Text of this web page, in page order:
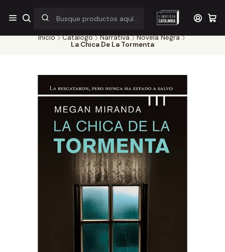
¡Por pocos días! Despacho a $1.000 en RM por compras sobre
$38.000
Inicio Catálogo Narrativa
Novela Negra
La Chica De La Tormenta